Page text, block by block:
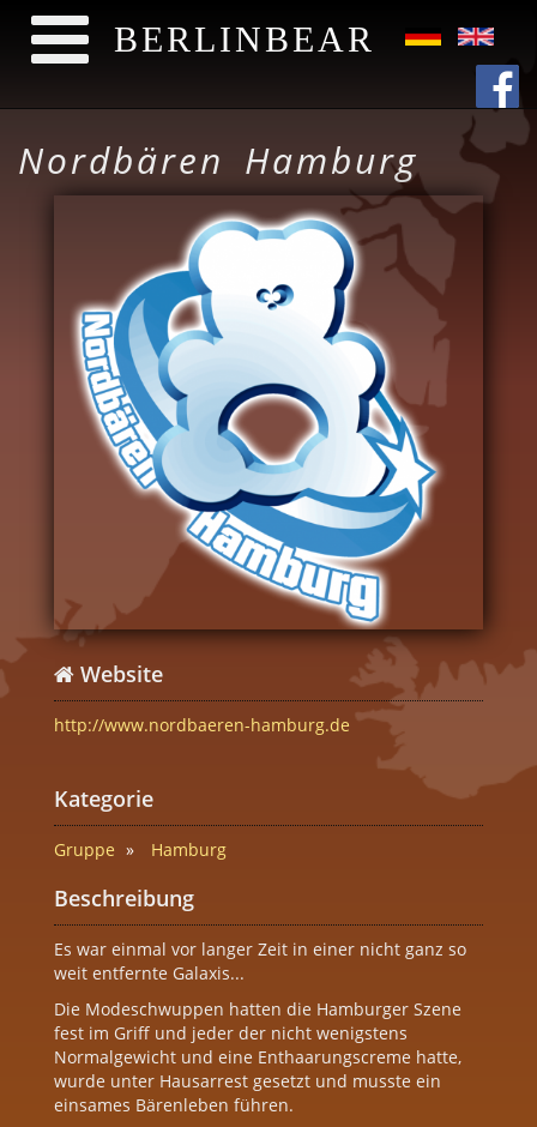
BERLINBEAR
Nordbären Hamburg
Website
http://www.nordbaeren-hamburg.de
Kategorie
Gruppe Hamburg
Beschreibung
Es war einmal vor langer Zeit in einer nicht ganz so
weit entfernte Galaxis...
Die Modeschwuppen hatten die Hamburger Szene
fest im Griff und jeder der nicht wenigstens
Normalgewicht und eine Enthaarungscreme hatte,
wurde unter Hausarrest gesetzt und musste ein
einsames Bärenleben führen.